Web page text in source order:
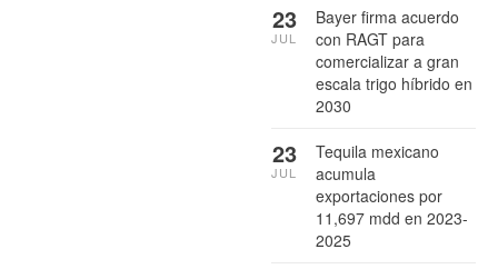
Bayer firma acuerdo
con RAGT para
comercializar a gran
escala trigo híbrido en
2030
23
JUL
Tequila mexicano
acumula
exportaciones por
11,697 mdd en 2023-
2025
23
JUL